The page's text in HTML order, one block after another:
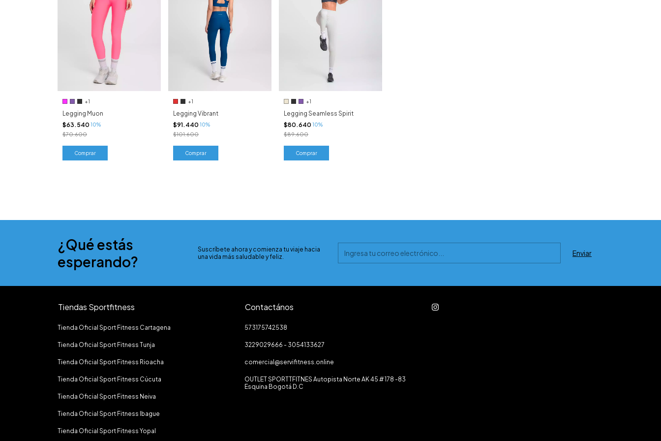
+1
Legging Muon
$63.540 10%
$70.600
Comprar
+1
Legging Vibrant
$91.440 10%
$101.600
Comprar
+1
Legging Seamless Spirit
$80.640 10%
$89.600
Comprar
¿Qué estás
esperando?
Suscríbete ahora y comienza tu viaje hacia
una vida más saludable y feliz.
Tiendas Sportfitness
Tienda Oficial Sport Fitness Cartagena
Tienda Oficial Sport Fitness Tunja
Tienda Oficial Sport Fitness Rioacha
Tienda Oficial Sport Fitness Cúcuta
Tienda Oficial Sport Fitness Neiva
Tienda Oficial Sport Fitness Ibague
Tienda Oficial Sport Fitness Yopal
Contactános
573175742538
3229029666 - 3054133627
comercial@servifitness.online
OUTLET SPORTTFITNES Autopista Norte AK 45 # 178 -83
Esquina Bogotá D.C